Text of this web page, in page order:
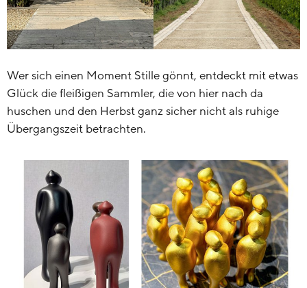
Wer sich einen Moment Stille gönnt, entdeckt mit etwas
Glück die fleißigen Sammler, die von hier nach da
huschen und den Herbst ganz sicher nicht als ruhige
Übergangszeit betrachten.